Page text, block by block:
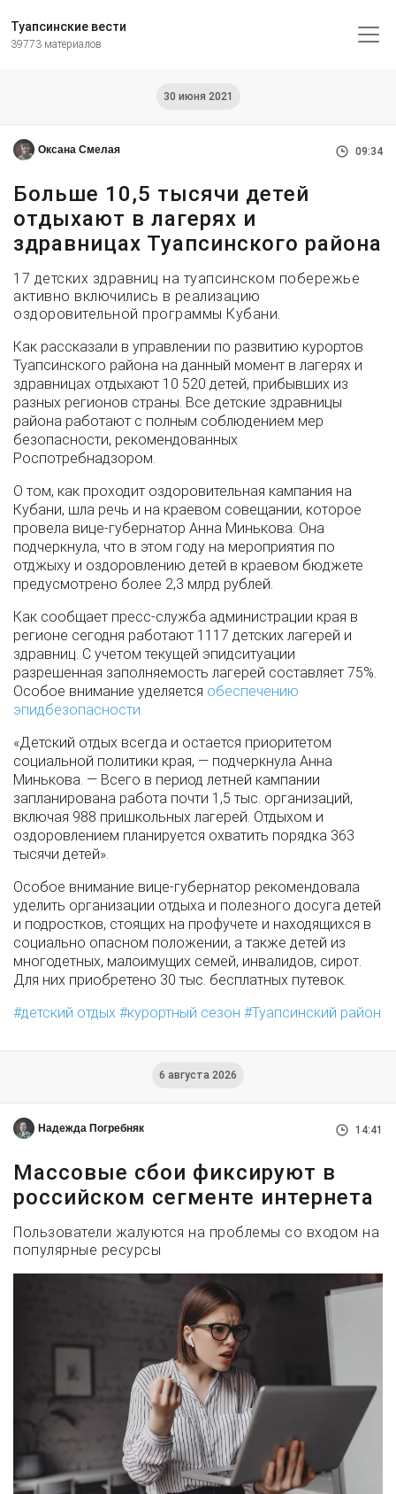
Туапсинские вести
39773 материалов
30 июня 2021
Оксана Смелая 09:34
Больше 10,5 тысячи детей
отдыхают в лагерях и
здравницах Туапсинского района
17 детских здравниц на туапсинском побережье
активно включились в реализацию
оздоровительной программы Кубани.
Как рассказали в управлении по развитию курортов
Туапсинского района на данный момент в лагерях и
здравницах отдыхают 10 520 детей, прибывших из
разных регионов страны. Все детские здравницы
района работают с полным соблюдением мер
безопасности, рекомендованных
Роспотребнадзором.
О том, как проходит оздоровительная кампания на
Кубани, шла речь и на краевом совещании, которое
провела вице-губернатор Анна Минькова. Она
подчеркнула, что в этом году на мероприятия по
отджыху и оздоровлению детей в краевом бюджете
предусмотрено более 2,3 млрд рублей.
Как сообщает пресс-служба администрации края в
регионе сегодня работают 1117 детских лагерей и
здравниц. С учетом текущей эпидситуации
разрешенная заполняемость лагерей составляет 75%.
Особое внимание уделяется обеспечению
эпидбезопасности.
«Детский отдых всегда и остается приоритетом
социальной политики края, — подчеркнула Анна
Минькова. — Всего в период летней кампании
запланирована работа почти 1,5 тыс. организаций,
включая 988 пришкольных лагерей. Отдыхом и
оздоровлением планируется охватить порядка 363
тысячи детей».
Особое внимание вице-губернатор рекомендовала
уделить организации отдыха и полезного досуга детей
и подростков, стоящих на профучете и находящихся в
социально опасном положении, а также детей из
многодетных, малоимущих семей, инвалидов, сирот.
Для них приобретено 30 тыс. бесплатных путевок.
детский отдых
курортный сезон Туапсинский район
6 августа 2026
Надежда Погребняк 14:41
Массовые сбои фиксируют в
российском сегменте интернета
Пользователи жалуются на проблемы со входом на
популярные ресурсы